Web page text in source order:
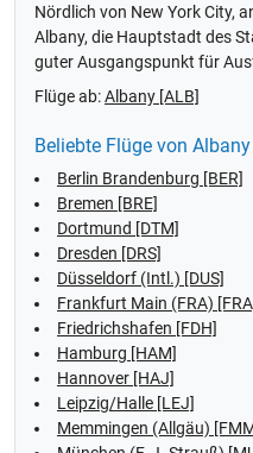
Nördlich von New York City,
Albany, die Hauptstadt des
guter Ausgangspunkt für
Flüge ab:Albany [ALB]
Beliebte Flüge von
Berlin Brandenburg [BER]
Bremen [BRE]
Dortmund [DTM]
Dresden [DRS]
Düsseldorf (Intl.) [DUS]
Frankfurt Main (FRA)
Friedrichshafen [FDH]
Hamburg [HAM]
Hannover [HAJ]
Leipzig/Halle [LEJ]
Memmingen (Allgäu)